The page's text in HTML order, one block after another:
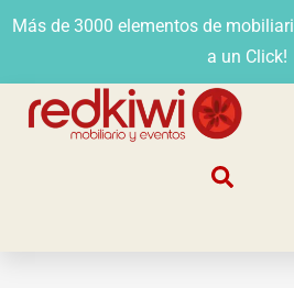
Más de 3000 elementos de
a un Click!